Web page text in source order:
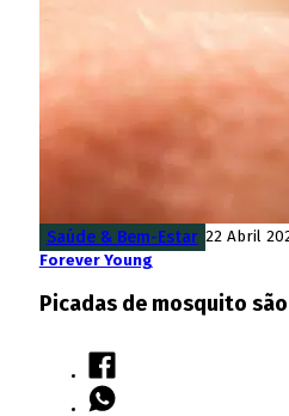
Saúde & Bem-Estar 22 Abril
Forever Young
Picadas de mosquito